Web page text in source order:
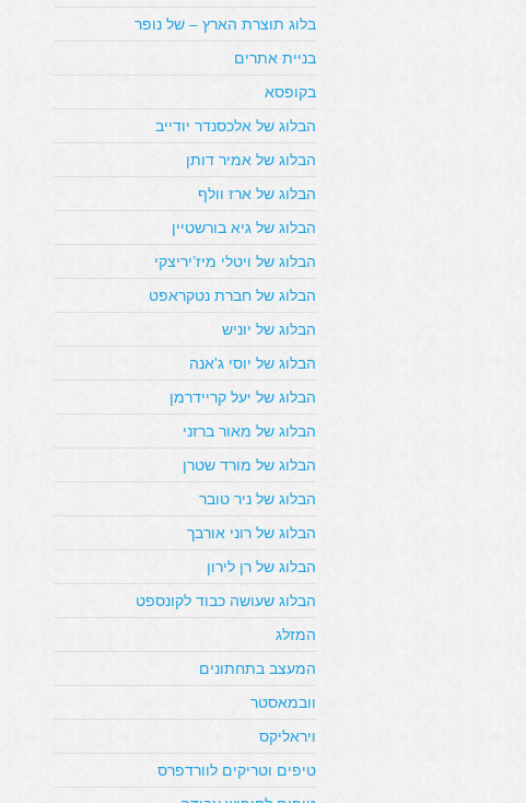
בלוג תוצרת הארץ – של נופר
בניית אתרים
בקופסא
הבלוג של אלכסנדר יודייב
הבלוג של אמיר דותן
הבלוג של ארז וולף
הבלוג של גיא בורשטיין
הבלוג של ויטלי מיז’יריצקי
הבלוג של חברת נטקראפט
הבלוג של יוניש
הבלוג של יוסי ג'אנה
הבלוג של יעל קריידרמן
הבלוג של מאור ברזני
הבלוג של מורד שטרן
הבלוג של ניר טובר
הבלוג של רוני אורבך
הבלוג של רן לירון
הבלוג שעושה כבוד לקונספט
המזלג
המעצב בתחתונים
וובמאסטר
ויראליקס
טיפים וטריקים לוורדפרס